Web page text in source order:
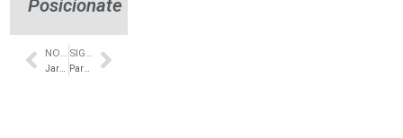
Posicionate
Prev
NOTA ANTERIOR SIGUIENTE NOTA Next